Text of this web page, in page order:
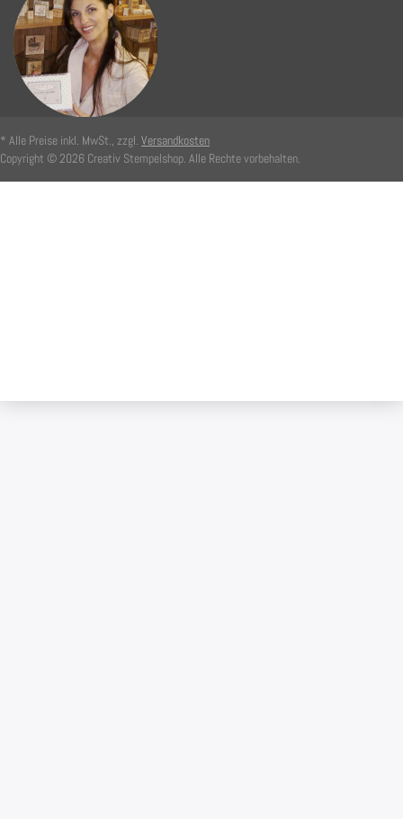
* Alle Preise inkl. MwSt., zzgl. Versandkosten
Copyright © 2026 Creativ Stempelshop. Alle Rechte vorbehalten.